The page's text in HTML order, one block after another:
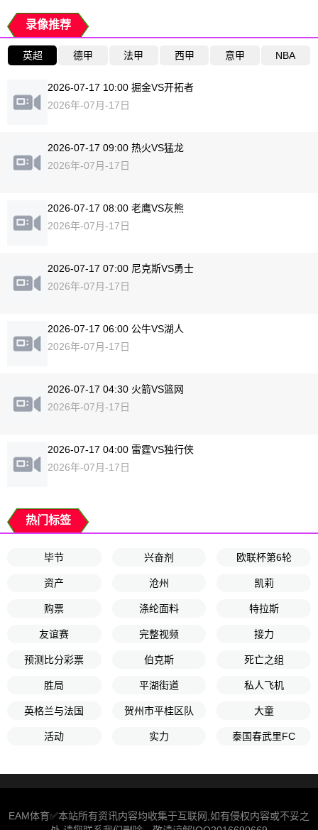
录像推荐
英超 德甲 法甲 西甲 意甲 NBA
2026-07-17 10:00 掘金VS开拓者
2026年-07月-17日
2026-07-17 09:00 热火VS猛龙
2026年-07月-17日
2026-07-17 08:00 老鹰VS灰熊
2026年-07月-17日
2026-07-17 07:00 尼克斯VS勇士
2026年-07月-17日
2026-07-17 06:00 公牛VS湖人
2026年-07月-17日
2026-07-17 04:30 火箭VS篮网
2026年-07月-17日
2026-07-17 04:00 雷霆VS独行侠
2026年-07月-17日
热门标签
毕节 兴奋剂 欧联杯第6轮
资产 沧州 凯莉
购票 涤纶面料 特拉斯
友谊赛 完整视频 接力
预测比分彩票 伯克斯 死亡之组
胜局 平湖街道 私人飞机
英格兰与法国 贺州市平桂区队 大童
活动 实力 泰国春武里FC
EAM体育✅本站所有资讯内容均收集于互联网,如有侵权内容或不妥之